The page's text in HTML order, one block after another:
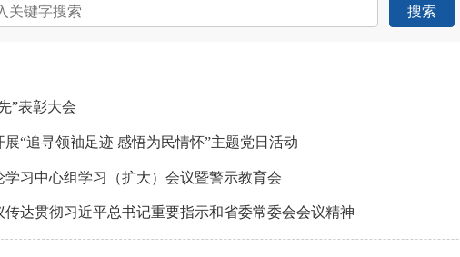
搜索
”表彰大会
“追寻领袖足迹 感悟为民情怀”主题党日活动
习中心组学习（扩大）会议暨警示教育会
达贯彻习近平总书记重要指示和省委常委会会议精神